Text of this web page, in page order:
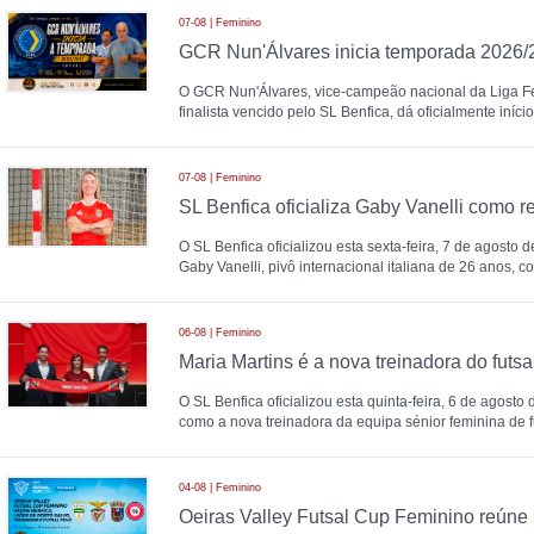
07-08 | Feminino
GCR Nun'Álvares inicia temporada 2026/
O GCR Nun'Álvares, vice-campeão nacional da Liga
finalista vencido pelo SL Benfica, dá oficialmente
07-08 | Feminino
O SL Benfica oficializou esta sexta-feira, 7 de agosto
Gaby Vanelli, pivô internacional italiana de 26 anos,
06-08 | Feminino
O SL Benfica oficializou esta quinta-feira, 6 de agosto
como a nova treinadora da equipa sénior feminina de
04-08 | Feminino